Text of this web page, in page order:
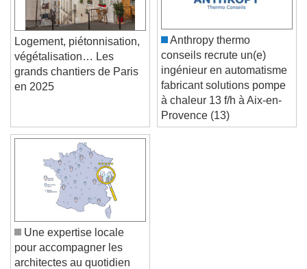
Logement, piétonnisation,
végétalisation… Les
grands chantiers de Paris
en 2025
Anthropy thermo
conseils recrute un(e)
ingénieur en automatisme
fabricant solutions pompe
à chaleur 13 f/h à Aix-en-
Provence (13)
Une expertise locale
pour accompagner les
architectes au quotidien